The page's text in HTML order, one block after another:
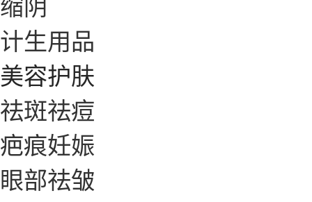
计生用品
美容护肤
祛斑祛痘
疤痕妊娠
眼部祛皱